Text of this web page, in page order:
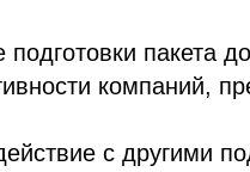
пакета
компаний,
с другими